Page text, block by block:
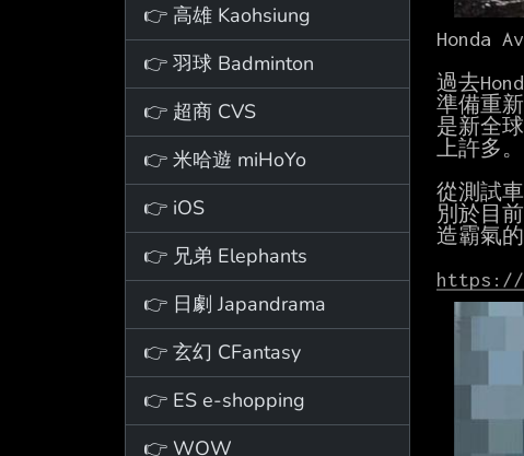
👉 高雄 Kaohsiung
👉 羽球 Badminton
👉 超商 CVS
👉 米哈遊 miHoYo
👉 iOS
👉 兄弟 Elephants
👉 日劇 Japandrama
👉 玄幻 CFantasy
👉 ES e-shopping
👉 WOW
Honda
過去
準備重
是新全
上許多。
從測試
別於目
造霸氣
https://